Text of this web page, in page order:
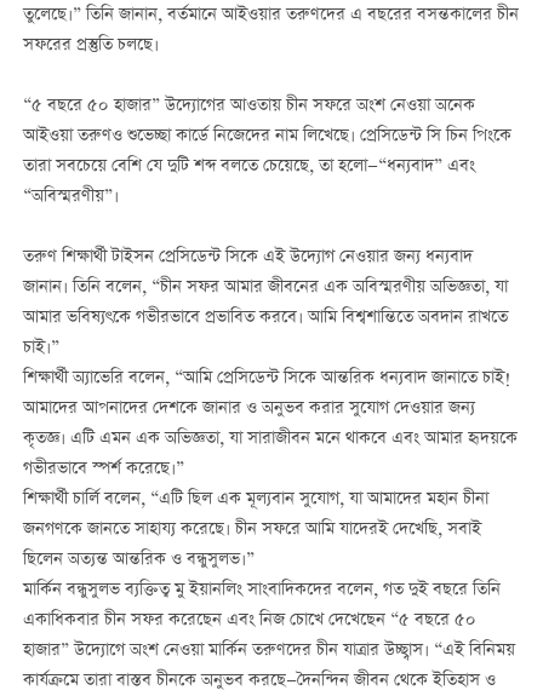
তুলেছে।” তিনি জানান, বর্তমানে আইওয়ার তরুণদের এ বছরের বসন্তকালের চীন
সফরের প্রস্তুতি চলছে।
“৫ বছরে ৫০ হাজার” উদ্যোগের আওতায় চীন সফরে অংশ নেওয়া অনেক
আইওয়া তরুণও শুভেচ্ছা কার্ডে নিজেদের নাম লিখেছে। প্রেসিডেন্ট সি চিন পিংকে
তারা সবচেয়ে বেশি যে দুটি শব্দ বলতে চেয়েছে, তা হলো—“ধন্যবাদ” এবং
“অবিস্মরণীয়”।
তরুণ শিক্ষার্থী টাইসন প্রেসিডেন্ট সিকে এই উদ্যোগ নেওয়ার জন্য ধন্যবাদ
জানান। তিনি বলেন, “চীন সফর আমার জীবনের এক অবিস্মরণীয় অভিজ্ঞতা, যা
আমার ভবিষ্যৎকে গভীরভাবে প্রভাবিত করবে। আমি বিশ্বশান্তিতে অবদান রাখতে
চাই।”
শিক্ষার্থী অ্যাভেরি বলেন, “আমি প্রেসিডেন্ট সিকে আন্তরিক ধন্যবাদ জানাতে চাই!
আমাদের আপনাদের দেশকে জানার ও অনুভব করার সুযোগ দেওয়ার জন্য
কৃতজ্ঞ। এটি এমন এক অভিজ্ঞতা, যা সারাজীবন মনে থাকবে এবং আমার হৃদয়কে
গভীরভাবে স্পর্শ করেছে।”
শিক্ষার্থী চার্লি বলেন, “এটি ছিল এক মূল্যবান সুযোগ, যা আমাদের মহান চীনা
জনগণকে জানতে সাহায্য করেছে। চীন সফরে আমি যাদেরই দেখেছি, সবাই
ছিলেন অত্যন্ত আন্তরিক ও বন্ধুসুলভ।”
মার্কিন বন্ধুসুলভ ব্যক্তিত্ব মু ইয়ানলিং সাংবাদিকদের বলেন, গত দুই বছরে তিনি
একাধিকবার চীন সফর করেছেন এবং নিজ চোখে দেখেছেন “৫ বছরে ৫০
হাজার” উদ্যোগে অংশ নেওয়া মার্কিন তরুণদের চীন যাত্রার উচ্ছ্বাস। “এই বিনিময়
কার্যক্রমে তারা বাস্তব চীনকে অনুভব করছে—দৈনন্দিন জীবন থেকে ইতিহাস ও